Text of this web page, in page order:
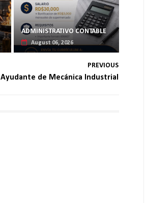
ADMINISTRATIVO CONTABLE
August 06, 2026
PREVIOUS
Ayudante de Mecánica Industrial